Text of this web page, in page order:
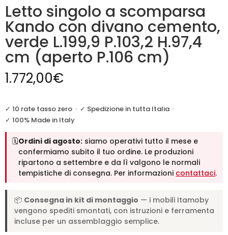
Letto singolo a scomparsa
Kando con divano cemento,
verde L.199,9 P.103,2 H.97,4
cm (aperto P.106 cm)
1.772,00€
✓ 10 rate tasso zero · ✓ Spedizione in tutta Italia ·
✓ 100% Made in Italy
🗓️Ordini di agosto: siamo operativi tutto il mese e
confermiamo subito il tuo ordine. Le produzioni
ripartono a settembre e da lì valgono le normali
tempistiche di consegna. Per informazioni contattaci.
📦 Consegna in kit di montaggio — i mobili Itamoby
vengono spediti smontati, con istruzioni e ferramenta
incluse per un assemblaggio semplice.